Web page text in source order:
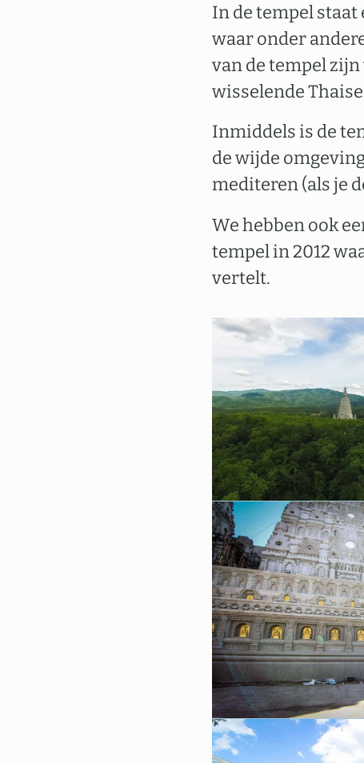
In de tempel
waar onder
van de tempel
wisselende
Inmiddels is de
de wijde
mediteren (als je
We hebben ook
tempel in 2012
vertelt.